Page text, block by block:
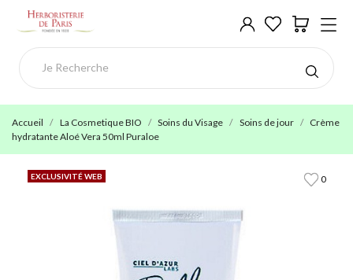
Accueil La Cosmetique BIO Soins du Visage Soins de jour
Crème
hydratante Aloé Vera 50ml Puraloe
0
EXCLUSIVITÉ WEB